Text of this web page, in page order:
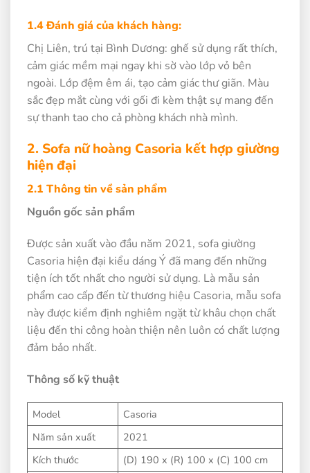
1.4 Đánh giá của khách hàng:
Chị Liên, trú tại Bình Dương: ghế sử dụng rất thích,
cảm giác mềm mại ngay khi sờ vào lớp vỏ bên
ngoài. Lớp đệm êm ái, tạo cảm giác thư giãn. Màu
sắc đẹp mắt cùng với gối đi kèm thật sự mang đến
sự thanh tao cho cả phòng khách nhà mình.
2. Sofa nữ hoàng Casoria kết hợp giường
hiện đại
2.1 Thông tin về sản phẩm
Nguồn gốc sản phẩm
Được sản xuất vào đầu năm 2021, sofa giường
Casoria hiện đại kiểu dáng Ý đã mang đến những
tiện ích tốt nhất cho người sử dụng. Là mẫu sản
phẩm cao cấp đến từ thương hiệu Casoria, mẫu sofa
này được kiểm định nghiêm ngặt từ khâu chọn chất
liệu đến thi công hoàn thiện nên luôn có chất lượng
đảm bảo nhất.
Thông số kỹ thuật
Model
Casoria
Năm sản xuất
2021
Kích thước
(D) 190 x (R) 100 x (C) 100 cm